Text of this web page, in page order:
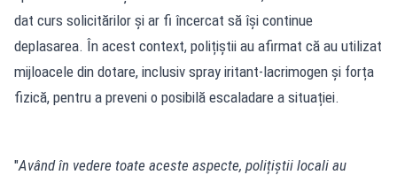
dat curs solicitărilor și ar fi încercat să își continue
deplasarea. În acest context, polițiștii au afirmat că au utilizat
mijloacele din dotare, inclusiv spray iritant-lacrimogen și forța
fizică, pentru a preveni o posibilă escaladare a situației.
"Având în vedere toate aceste aspecte, polițiștii locali au